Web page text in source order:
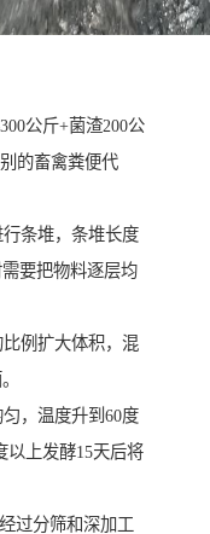
公斤+菌渣200公
的畜禽粪便代
条堆，条堆长度
要把物料逐层均
例扩大体积，混
，温度升到60度
以上发酵15天后将
过分筛和深加工